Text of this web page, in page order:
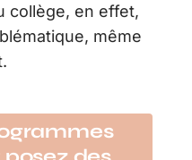
collège, en effet,
même